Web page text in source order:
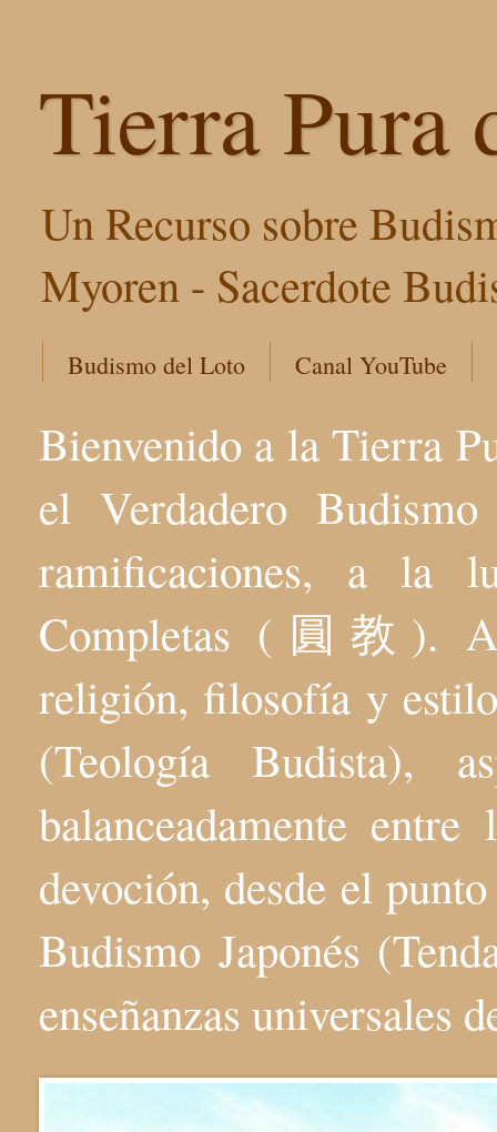
Tierra Pura
Un Recurso sobre
Myoren - Sacerdote
Budismo del Loto Canal YouTube
Bienvenido a la Tierra
el Verdadero
ramificaciones, a la
Completas (圓教).
religión, filosofía y
(Teología Budista),
balanceadamente
devoción, desde el
Budismo Japonés
enseñanzas universales